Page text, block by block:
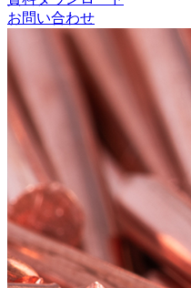
お問い合わせ